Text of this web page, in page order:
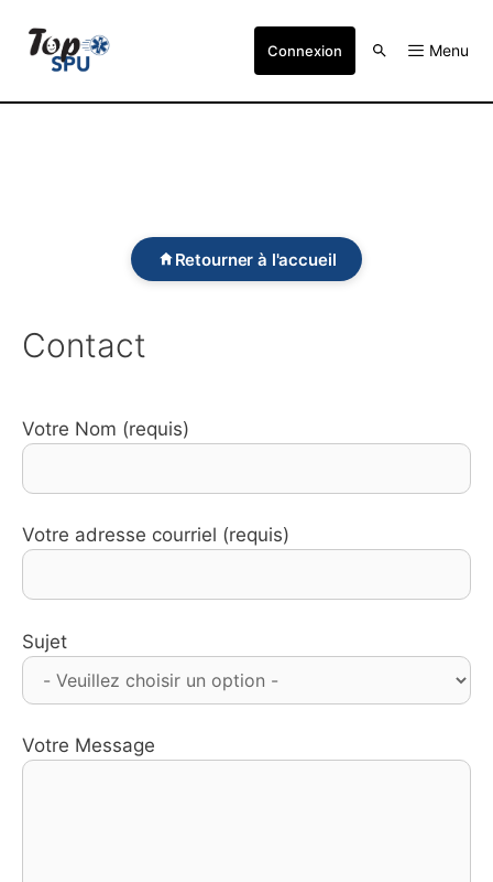
Connexion Menu
Retourner à l'accueil
Contact
Votre Nom (requis)
Votre adresse courriel (requis)
Sujet
Votre Message